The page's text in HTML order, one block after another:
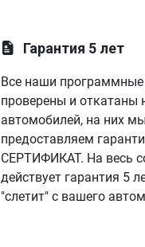
Гарантия 5 лет
Все наши
проверены и откатаны
автомобилей, на них мы
предоставляем
СЕРТИФИКАТ. На весь
действует гарантия 5
"слетит" с вашего